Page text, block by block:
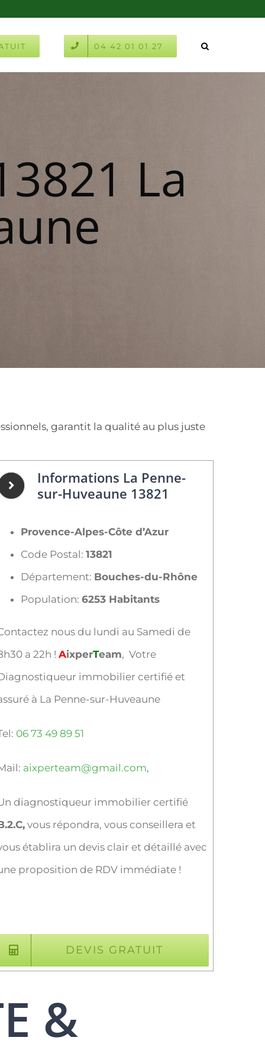
04 42 01 01 27
La
garantit la qualité au plus juste
Informations La Penne-
sur-Huveaune 13821
Provence-Alpes-Côte d’Azur
Code Postal:13821
Département: Bouches-du-Rhône
Population:6253 Habitants
nous du lundi au Samedi de
a 22h !AixperTeam, Votre
immobilier certifié et
à La Penne-sur-Huveaune
06 73 49 89 51
aixperteam@gmail.com,
diagnostiqueur immobilier certifié
vous répondra, vous conseillera et
établira un devis clair et détaillé avec
proposition de RDV immédiate !
DEVIS GRATUIT
&